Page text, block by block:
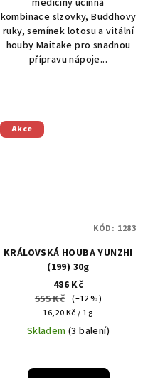
kombinace slzovky, Buddhovy
ruky, semínek lotosu a vitální
houby Maitake pro snadnou
přípravu nápoje...
Akce
KRÁLOVSKÁ HOUBA YUNZHI
(199) 30g
486 Kč
555 Kč (–12 %)
Měrná
cena:
16,20 Kč / 1 g
Skladem(3 balení)
KÓD: 1283